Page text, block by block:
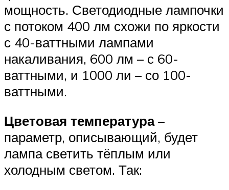
мощность. Светодиодные лампочки
с потоком 400 лм схожи по яркости
с 40-ваттными лампами
накаливания, 600 лм – с 60-
ваттными, и 1000 ли – со 100-
ваттными.
Цветовая температура–
параметр, описывающий, будет
лампа светить тёплым или
холодным светом. Так: